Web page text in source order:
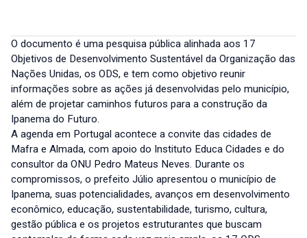
O documento é uma pesquisa pública alinhada aos 17
Objetivos de Desenvolvimento Sustentável da Organização das
Nações Unidas, os ODS, e tem como objetivo reunir
informações sobre as ações já desenvolvidas pelo município,
além de projetar caminhos futuros para a construção da
Ipanema do Futuro.
A agenda em Portugal acontece a convite das cidades de
Mafra e Almada, com apoio do Instituto Educa Cidades e do
consultor da ONU Pedro Mateus Neves. Durante os
compromissos, o prefeito Júlio apresentou o município de
Ipanema, suas potencialidades, avanços em desenvolvimento
econômico, educação, sustentabilidade, turismo, cultura,
gestão pública e os projetos estruturantes que buscam